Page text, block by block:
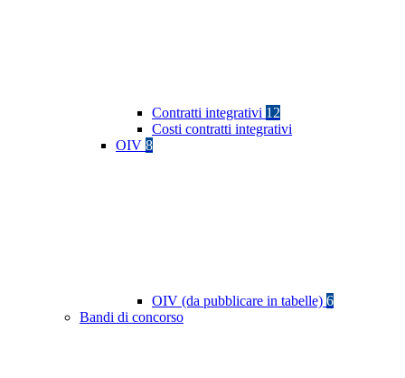
Contratti integrativi 12
Costi contratti integrativi
OIV 8
OIV (da pubblicare in tabelle) 6
Bandi di concorso